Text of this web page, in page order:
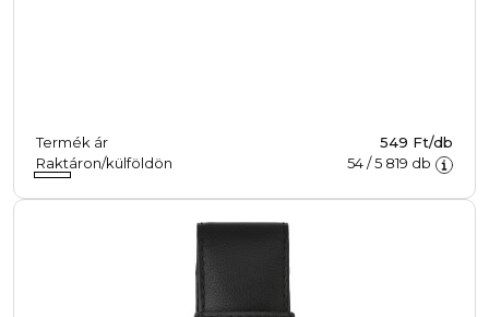
Termék ár
549 Ft/db
Raktáron/külföldön
54/5 819 db